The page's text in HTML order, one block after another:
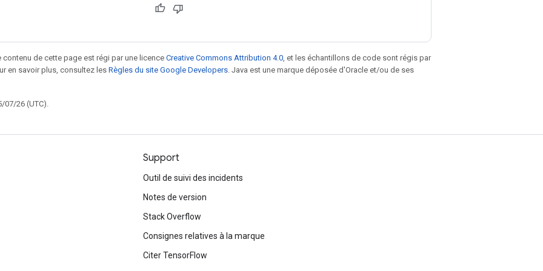
de cette page est régi par une licence Creative Commons Attribution 4.0 , et les échantillons de code sont régis par
en savoir plus, consultez les Règles du site Google Developers . Java est une marque déposée d'Oracle et/ou de ses
07/26 (UTC).
Support
Outil de suivi des incidents
Notes de version
Stack Overflow
Consignes relatives à la marque
Citer TensorFlow